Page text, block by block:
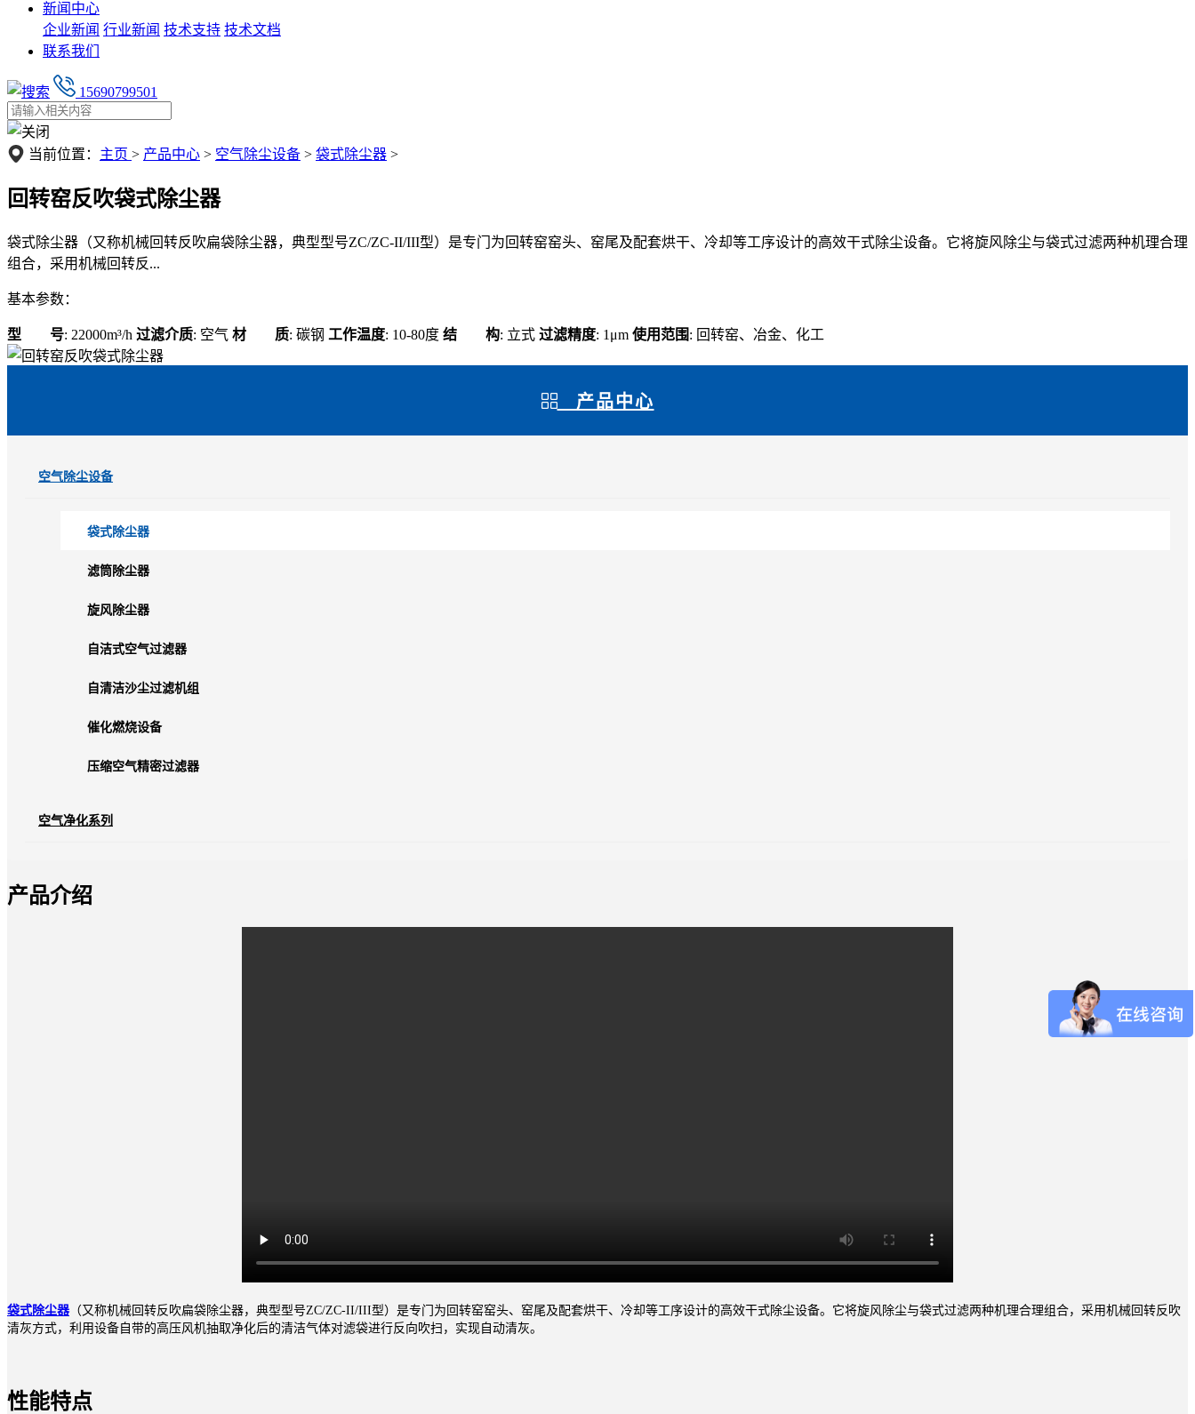
新闻中心
企业新闻 行业新闻 技术支持 技术文档
联系我们
15690799501
当前位置： 主页 > 产品中心 > 空气除尘设备 > 袋式除尘器 >
回转窑反吹袋式除尘器
袋式除尘器（又称机械回转反吹扁袋除尘器，典型型号ZC/ZC-II/III型）是专门为回转窑窑头、窑尾及配套烘干、冷却等工序设计的高效干式除尘设备。它将旋风除尘与袋式过滤两种机理合理
组合，采用机械回转反...
基本参数：
型 号: 22000m³/h 过滤介质: 空气 材 质: 碳钢 工作温度: 10-80度 结 构: 立式 过滤精度: 1μm 使用范围: 回转窑、冶金、化工
产品中心
空气除尘设备
袋式除尘器
滤筒除尘器
旋风除尘器
自洁式空气过滤器
自清洁沙尘过滤机组
催化燃烧设备
压缩空气精密过滤器
空气净化系列
产品介绍
袋式除尘器（又称机械回转反吹扁袋除尘器，典型型号ZC/ZC-II/III型）是专门为回转窑窑头、窑尾及配套烘干、冷却等工序设计的高效干式除尘设备。它将旋风除尘与袋式过滤两种机理合理组合，采用机械回转反吹
清灰方式，利用设备自带的高压风机抽取净化后的清洁气体对滤袋进行反向吹扫，实现自动清灰。
性能特点